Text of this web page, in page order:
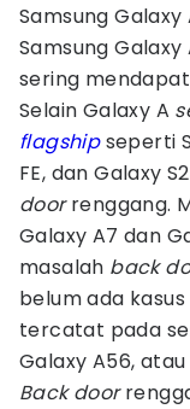
Samsung Galaxy
Samsung
sering
Selain Galaxy A
flagshipseperti
FE, dan Galaxy
doorrenggang.
Galaxy A7 dan
masalah back
belum ada kasus
tercatat pada
Galaxy A56, atau
Back door